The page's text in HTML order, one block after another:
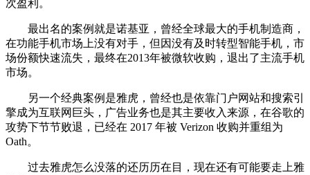
次盈利。
最出名的案例就是诺基亚，曾经全球最大的手机制造商，
在功能手机市场上没有对手，但因没有及时转型智能手机，市
场份额快速流失，最终在2013年被微软收购，退出了主流手机
市场。
另一个经典案例是雅虎，曾经也是依靠门户网站和搜索引
擎成为互联网巨头，广告业务也是其主要收入来源，在谷歌的
攻势下节节败退，已经在 2017 年被 Verizon 收购并重组为
Oath。
过去雅虎怎么没落的还历历在目，现在还有可能要走上雅